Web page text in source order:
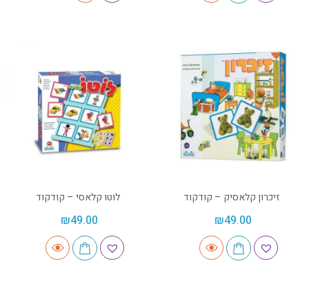
זיכרון קלאסיק – קודקוד
₪49.00
לוטו קלאסי – קודקוד
₪49.00